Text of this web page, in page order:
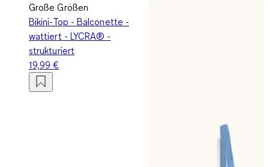
Große Größen
Bikini-Top - Balconette -
wattiert - LYCRA® -
strukturiert
19,99 €